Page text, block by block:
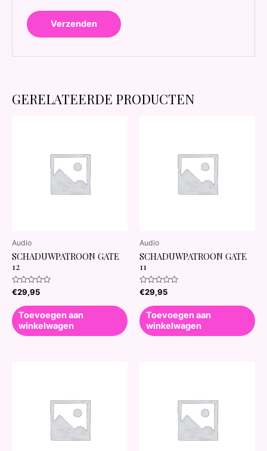
GERELATEERDE PRODUCTEN
Audio
SCHADUWPATROON GATE
12
Waardering
0
5
€29,95
Toevoegen aan
winkelwagen
Audio
SCHADUWPATROON GATE
11
Waardering
0
5
€29,95
Toevoegen aan
winkelwagen